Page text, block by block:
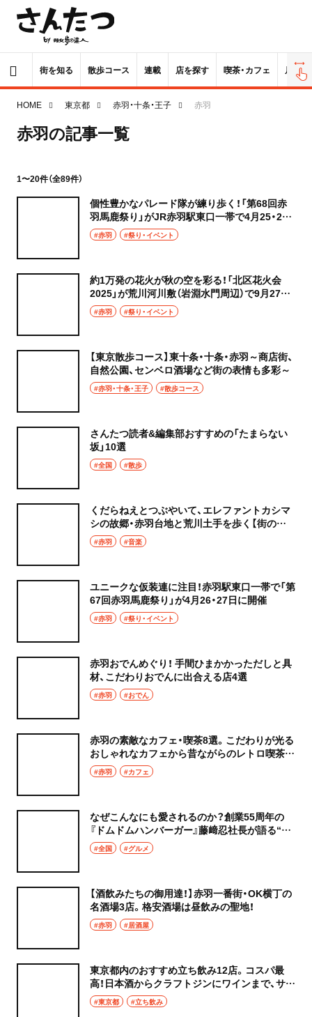
街を知る 散歩コース 連載 店を探す 喫茶・カフェ 居酒屋
HOME 東京都 赤羽・十条・王子 赤羽
赤羽の記事一覧
1〜20件（全89件）
個性豊かなパレード隊が練り歩く！「第68回赤
羽馬鹿祭り」がJR赤羽駅東口一帯で4月25・26
日に開催
#赤羽 #祭り・イベント
約1万発の花火が秋の空を彩る！「北区花火会
2025」が荒川河川敷（岩淵水門周辺）で9月27日
に開催
#赤羽 #祭り・イベント
【東京散歩コース】東十条・十条・赤羽～商店街、
自然公園、センベロ酒場など街の表情も多彩～
#赤羽・十条・王子 #散歩コース
さんたつ読者&編集部おすすめの「たまらない
坂」10選
#全国 #散歩
くだらねえとつぶやいて、エレファントカシマ
シの故郷・赤羽台地と荒川土手を歩く【街の歌
が聴こえる・赤羽編】
#赤羽 #音楽
ユニークな仮装連に注目！赤羽駅東口一帯で「第
67回赤羽馬鹿祭り」が4月26・27日に開催
#赤羽 #祭り・イベント
赤羽おでんめぐり！ 手間ひまかかっただしと具
材、こだわりおでんに出合える店4選
#赤羽 #おでん
赤羽の素敵なカフェ・喫茶8選。こだわりが光る
おしゃれなカフェから昔ながらのレトロ喫茶ま
で#赤羽 #カフェ
なぜこんなにも愛されるのか？創業55周年の
『ドムドムハンバーガー』藤﨑忍社長が語る“共
感と共存”。「街の人に求められる、そういう店
でありたい」
#全国 #グルメ
【酒飲みたちの御用達！】赤羽一番街・OK横丁の
名酒場3店。格安酒場は昼飲みの聖地！
#赤羽 #居酒屋
東京都内のおすすめ立ち飲み12店。コスパ最
高！日本酒からクラフトジンにワインまで、サク
ッと手軽に旨いつまみと味わおう
#東京都 #立ち飲み